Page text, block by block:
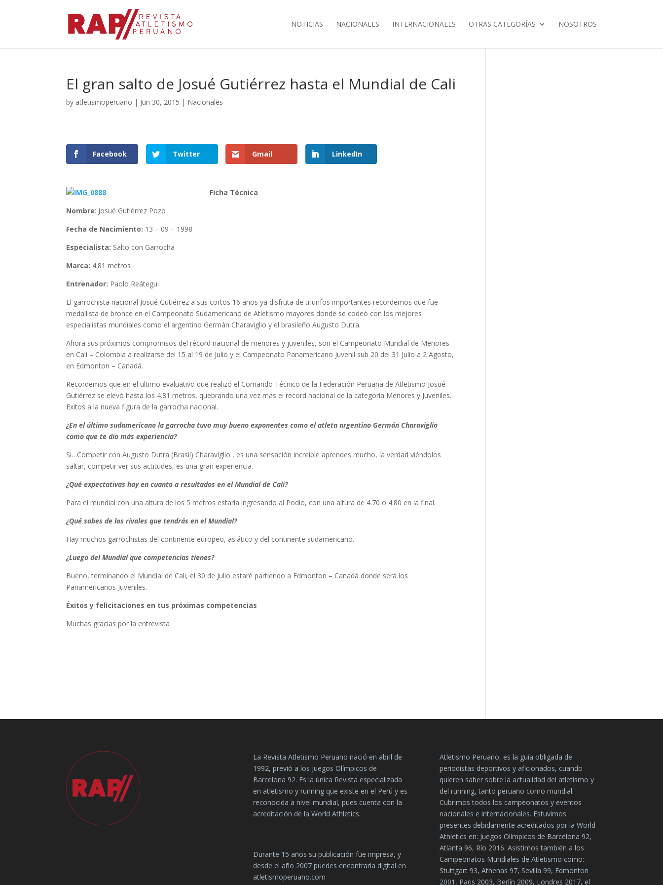
NOTICIAS NACIONALES INTERNACIONALES OTRAS CATEGORÍAS NOSOTROS
El gran salto de Josué Gutiérrez hasta el Mundial de Cali
by atletismoperuano | Jun 30, 2015 | Nacionales
Facebook Twitter Gmail LinkedIn
Ficha Técnica
Nombre: Josué Gutiérrez Pozo
Fecha de Nacimiento: 13 – 09 – 1998
Especialista: Salto con Garrocha
Marca: 4.81 metros
Entrenador: Paolo Reátegui
El garrochista nacional Josué Gutiérrez a sus cortos 16 años ya disfruta de triunfos importantes recordemos que fue
medallista de bronce en el Campeonato Sudamericano de Atletismo mayores donde se codeó con los mejores
especialistas mundiales como el argentino Germán Charaviglio y el brasileño Augusto Dutra.
Ahora sus próximos compromisos del récord nacional de menores y juveniles, son el Campeonato Mundial de Menores
en Cali – Colombia a realizarse del 15 al 19 de Julio y el Campeonato Panamericano Juvenil sub 20 del 31 Julio a 2 Agosto,
en Edmonton – Canadá.
Recordemos que en el ultimo evaluativo que realizó el Comando Técnico de la Federación Peruana de Atletismo Josué
Gutiérrez se elevó hasta los 4.81 metros, quebrando una vez más el record nacional de la categoría Menores y Juveniles.
Exitos a la nueva figura de la garrocha nacional.
¿En el último sudamericano la garrocha tuvo muy bueno exponentes como el atleta argentino Germán Charaviglio
como que te dio más experiencia?
Si…Competir con Augusto Dutra (Brasil) Charaviglio , es una sensación increíble aprendes mucho, la verdad viéndolos
saltar, competir ver sus actitudes, es una gran experiencia.
¿Qué expectativas hay en cuanto a resultados en el Mundial de Cali?
Para el mundial con una altura de los 5 metros estaría ingresando al Podio, con una altura de 4.70 o 4.80 en la final.
¿Qué sabes de los rivales que tendrás en el Mundial?
Hay muchos garrochistas del continente europeo, asiático y del continente sudamericano.
¿Luego del Mundial que competencias tienes?
Bueno, terminando el Mundial de Cali, el 30 de Julio estaré partiendo a Edmonton – Canadá donde será los
Panamericanos Juveniles.
Éxitos y felicitaciones en tus próximas competencias
Muchas gracias por la entrevista
La Revista Atletismo Peruano nació en abril de
1992, previó a los Juegos Olímpicos de
Barcelona 92. Es la única Revista especializada
en atletismo y running que existe en el Perú y es
reconocida a nivel mundial, pues cuenta con la
acreditación de la World Athletics.
Durante 15 años su publicación fue impresa, y
desde el año 2007 puedes encontrarla digital en
atletismoperuano.com
Atletismo Peruano, es la guía obligada de
periodistas deportivos y aficionados, cuando
quieren saber sobre la actualidad del atletismo y
del running, tanto peruano como mundial.
Cubrimos todos los campeonatos y eventos
nacionales e internacionales. Estuvimos
presentes debidamente acreditados por la World
Athletics en: Juegos Olímpicos de Barcelona 92,
Atlanta 96, Río 2016. Asistimos también a los
Campeonatos Mundiales de Atletismo como:
Stuttgart 93, Athenas 97, Sevilla 99, Edmonton
2001, Paris 2003, Berlín 2009, Londres 2017, el